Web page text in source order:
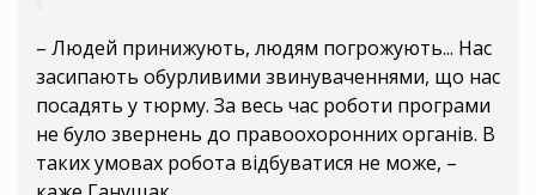
– Людей принижують, людям погрожують... Нас
засипають обурливими звинуваченнями, що нас
посадять у тюрму. За весь час роботи програми
не було звернень до правоохоронних органів. В
таких умовах робота відбуватися не може, –